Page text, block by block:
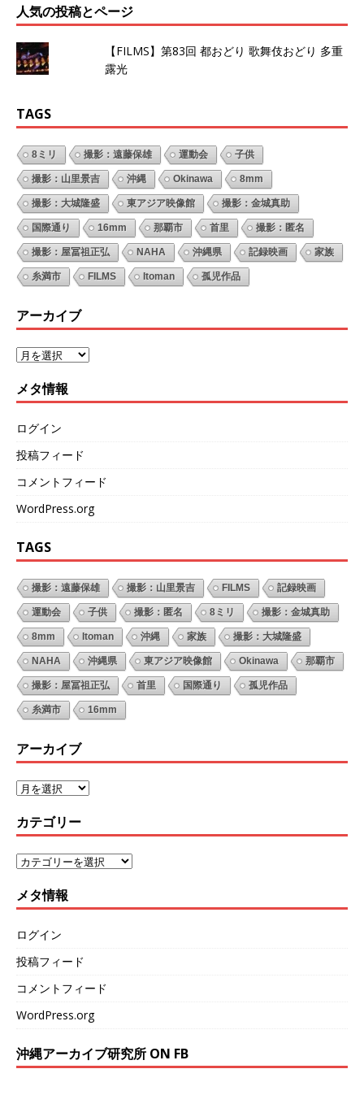
人気の投稿とページ
【FILMS】第83回 都おどり 歌舞伎おどり 多重
露光
TAGS
8ミリ 撮影：遠藤保雄 運動会 子供
撮影：山里景吉 沖縄 Okinawa 8mm
撮影：大城隆盛 東アジア映像館 撮影：金城真助
国際通り 16mm 那覇市 首里 撮影：匿名
撮影：屋冨祖正弘 NAHA 沖縄県 記録映画 家族
糸満市 FILMS Itoman 孤児作品
アーカイブ
メタ情報
ログイン
投稿フィード
コメントフィード
WordPress.org
TAGS
撮影：遠藤保雄 撮影：山里景吉 FILMS 記録映画
運動会 子供 撮影：匿名 8ミリ 撮影：金城真助
8mm Itoman 沖縄 家族 撮影：大城隆盛
NAHA 沖縄県 東アジア映像館 Okinawa 那覇市
撮影：屋冨祖正弘 首里 国際通り 孤児作品
糸満市 16mm
アーカイブ
カテゴリー
メタ情報
ログイン
投稿フィード
コメントフィード
WordPress.org
沖縄アーカイブ研究所 ON FB